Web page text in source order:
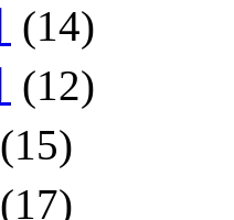
(14)
(12)
(15)
(17)